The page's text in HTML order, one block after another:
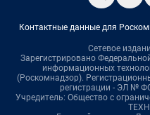
Контактные данные для
Сетевое
Зарегистрировано
информационных
(Роскомнадзор).
регистрации - ЭЛ №
Учредитель: Общество с